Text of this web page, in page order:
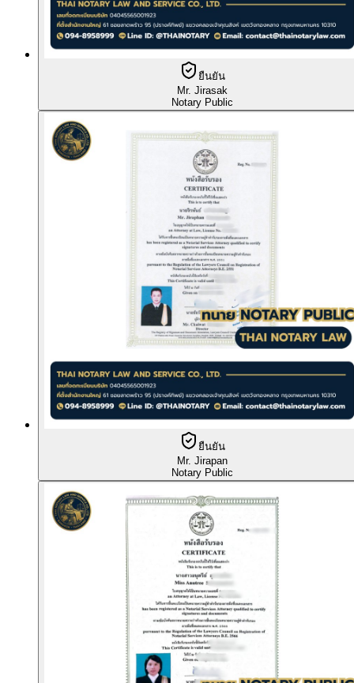
ยืนยัน
Mr. Jirasak
Notary Public
ยืนยัน
Mr. Jirapan
Notary Public